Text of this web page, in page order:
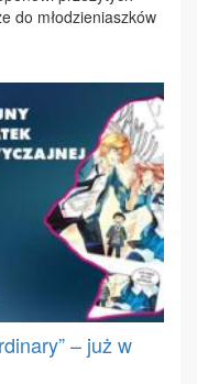
do mło­dzie­niasz­ków
– już w